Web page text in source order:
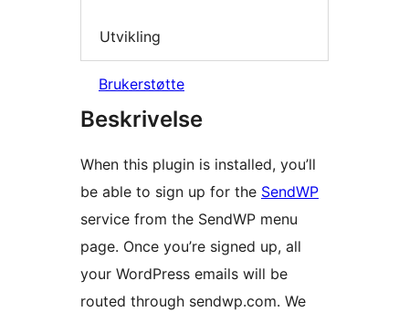
Utvikling
Brukerstøtte
Beskrivelse
When this plugin is installed, you’ll
be able to sign up for the SendWP
service from the SendWP menu
page. Once you’re signed up, all
your WordPress emails will be
routed through sendwp.com. We